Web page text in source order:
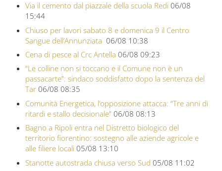
Via il cemento dal piazzale della scuola Redi 06/08
15:44
Chiuso per lavori sabato 8 e domenica 9 il Centro
Sangue dell’Annunziata 06/08 10:38
Cena di pesce al Crc Antella 06/08 09:23
“Le colline non si toccano e il Comune non è un
passacarte”: sindaco soddisfatto dopo la sentenza del
Tar 06/08 08:35
Comunità Energetica, l’opposizione attacca: “Tre anni di
ritardi e stallo decisionale” 06/08 08:13
Bagno a Ripoli entra nel Distretto biologico del
territorio fiorentino: sostegno alle aziende agricole e
alle filiere locali 05/08 13:10
Stanotte autostrada chiusa verso Sud 05/08 11:02